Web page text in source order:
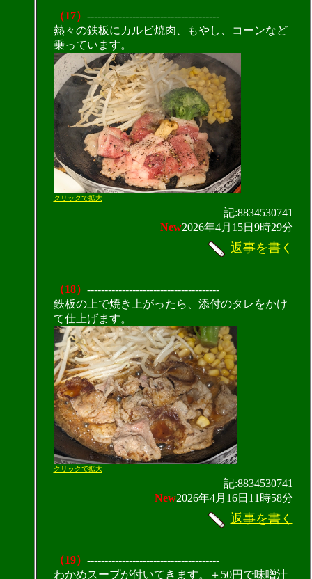
（17） --------------------------------------
熱々の鉄板にカルビ焼肉、もやし、コーンなど
乗っています。
クリックで拡大
記:8834530741
New2026年4月15日9時29分
返事を書く
（18） --------------------------------------
鉄板の上で焼き上がったら、添付のタレをかけ
て仕上げます。
クリックで拡大
記:8834530741
New2026年4月16日11時58分
返事を書く
（19） --------------------------------------
わかめスープが付いてきます。＋50円で味噌汁